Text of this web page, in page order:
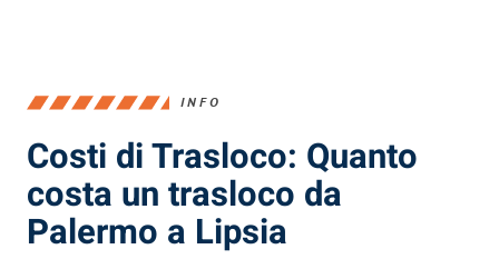
INFO
Costi di Trasloco: Quanto
costa un trasloco da
Palermo a Lipsia